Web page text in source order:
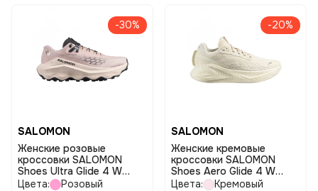
-30%
SALOMON
Женские розовые
кроссовки SALOMON
Shoes Ultra Glide 4 W
размер 5
Цвета:
Розовый
-20%
SALOMON
Женские кремовые
кроссовки SALOMON
Shoes Aero Glide 4 W
размер 6
Цвета:
Кремовый